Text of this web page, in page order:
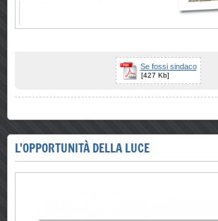
Se fossi sindaco
[427 Kb]
L'OPPORTUNITÀ DELLA LUCE